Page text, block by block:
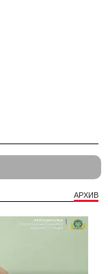
АРХИВ